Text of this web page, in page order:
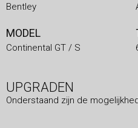
Bentley
MODEL
Continental GT / S
UPGRADEN
Onderstaand zijn de